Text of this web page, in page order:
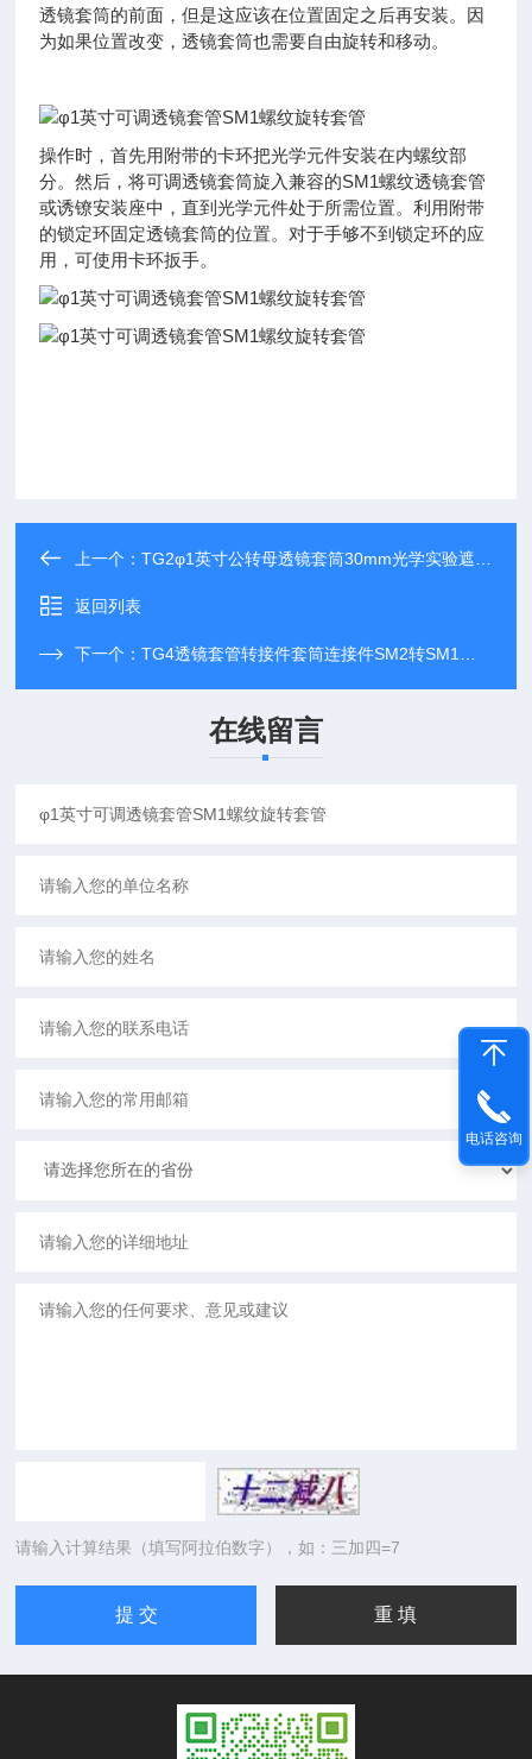
透镜套筒的前面，但是这应该在位置固定之后再安装。因
为如果位置改变，透镜套筒也需要自由旋转和移动。
操作时，首先用附带的卡环把光学元件安装在内螺纹部
分。然后，将可调透镜套筒旋入兼容的SM1螺纹透镜套管
或诱镣安装座中，直到光学元件处于所需位置。利用附带
的锁定环固定透镜套筒的位置。对于手够不到锁定环的应
用，可使用卡环扳手。
上一个：TG2φ1英寸公转母透镜套筒30mm光学实验遮光筒
返回列表
下一个：TG4透镜套管转接件套筒连接件SM2转SM1螺纹组件
在线留言
请输入计算结果（填写阿拉伯数字），如：三加四=7
电话咨询